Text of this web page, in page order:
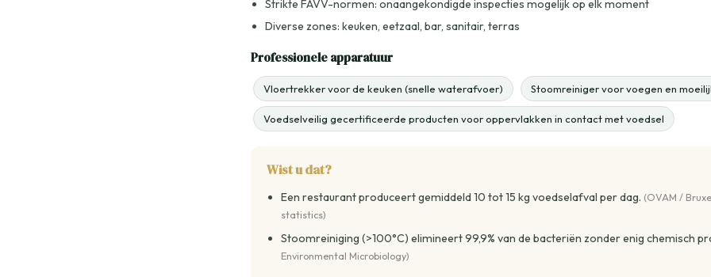
Strikte FAVV-normen: onaangekondigde inspecties mogelijk op elk moment
Diverse zones: keuken, eetzaal, bar, sanitair, terras
Professionele apparatuur
Vloertrekker voor de keuken (snelle waterafvoer) Stoomreiniger voor voegen en
Voedselveilig gecertificeerde producten voor oppervlakken in contact met voedsel
Wist u dat?
Een restaurant produceert gemiddeld 10 tot 15 kg voedselafval per dag. (OVAM /
statistics)
Stoomreiniging (>100°C) elimineert 99,9% van de bacteriën zonder enig chemisch
Environmental Microbiology)